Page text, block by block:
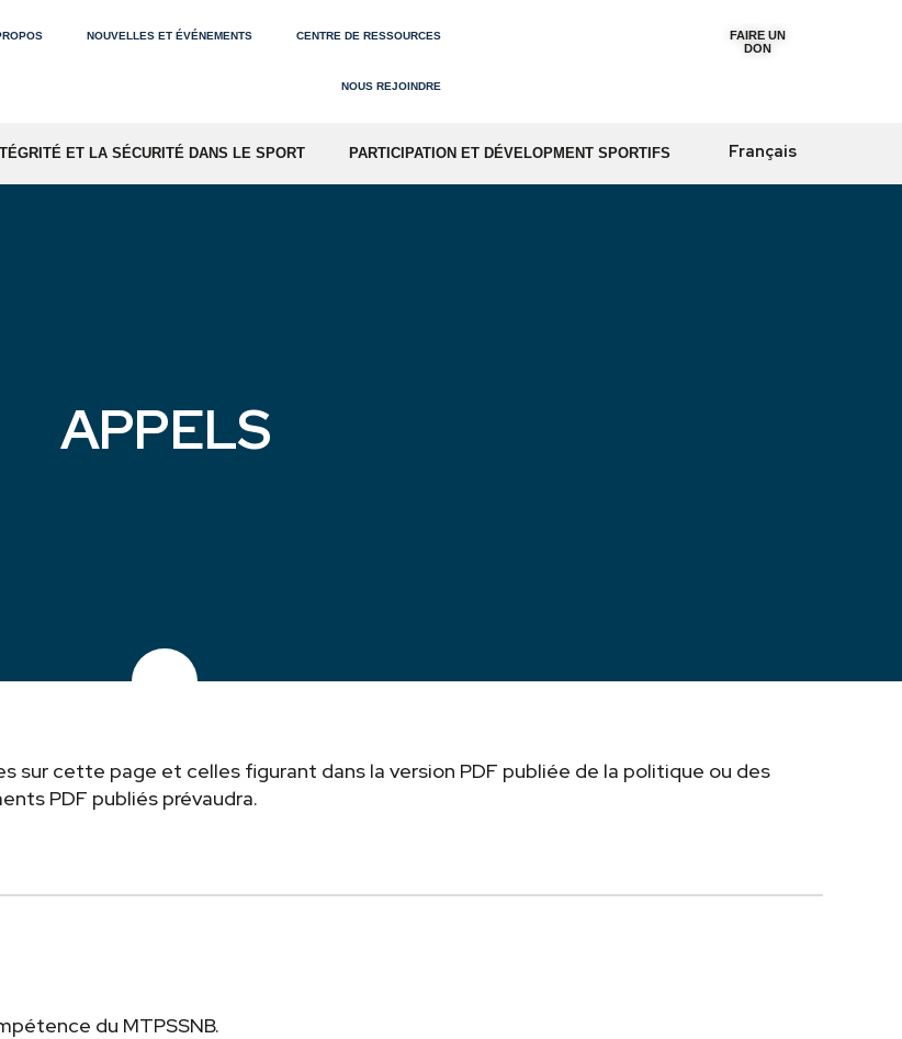
NOUVELLES ET ÉVÉNEMENTS CENTRE DE RESSOURCES
NOUS REJOINDRE
ET LA SÉCURITÉ DANS LE SPORT PARTICIPATION ET DÉVELOPMENT SPORTIFS Français
APPELS
sur cette page et celles figurant dans la version PDF publiée de la politique ou des
PDF publiés prévaudra.
du MTPSSNB.